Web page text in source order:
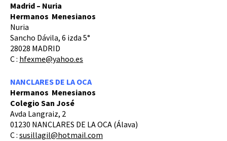
Madrid – Nuria
Hermanos Menesianos
Nuria
Sancho Dávila, 6 izda 5°
28028 MADRID
C : hfexme@yahoo.es
NANCLARES DE LA OCA
Hermanos Menesianos
Colegio San José
Avda Langraiz, 2
01230 NANCLARES DE LA OCA (Álava)
C : susillagil@hotmail.com